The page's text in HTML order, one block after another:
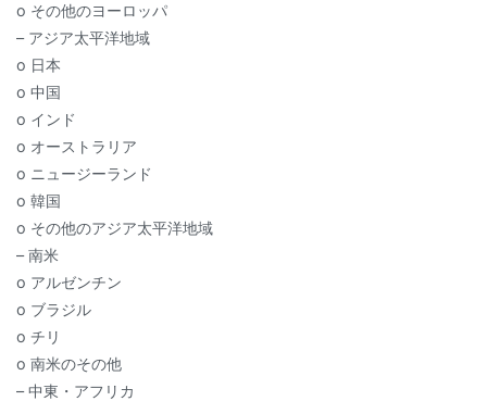
o その他のヨーロッパ
– アジア太平洋地域
o 日本
o 中国
o インド
o オーストラリア
o ニュージーランド
o 韓国
o その他のアジア太平洋地域
– 南米
o アルゼンチン
o ブラジル
o チリ
o 南米のその他
– 中東・アフリカ